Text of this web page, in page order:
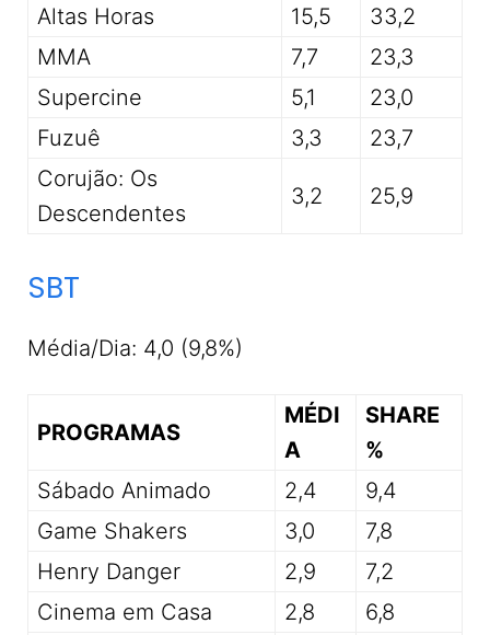
Altas Horas
15,5
33,2
MMA
7,7
23,3
Supercine
5,1
23,0
Fuzuê
3,3
23,7
Corujão: Os
Descendentes
3,2 25,9
SBT
Média/Dia: 4,0 (9,8%)
PROGRAMAS
MÉDI
A
SHARE
%
Sábado Animado
2,4
9,4
Game Shakers
3,0
7,8
Henry Danger
2,9
7,2
Cinema em Casa
2,8 6,8